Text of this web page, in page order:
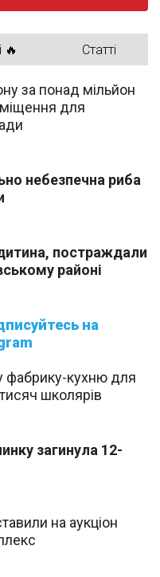
🔥 Статті
за понад мільйон
для
небезпечна риба
постраждали
районі
фабрику-кухню для
школярів
загинула 12-
на аукціон